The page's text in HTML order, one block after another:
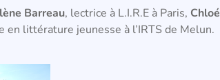
Barreau, lectrice à L.I.R.E à Paris, Chloé
en littérature jeunesse à l’IRTS de Melun.